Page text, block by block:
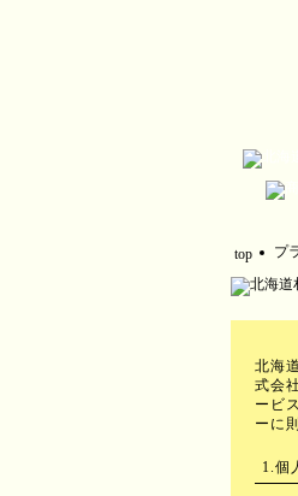
top プ
北海
式会社
ービ
ー に
1.個